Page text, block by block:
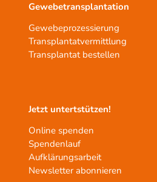
Gewebetransplantation
Gewebeprozessierung
Transplantatvermittlung
Transplantat bestellen
Jetzt untertstützen!
Online spenden
Spendenlauf
Aufklärungsarbeit
Newsletter abonnieren